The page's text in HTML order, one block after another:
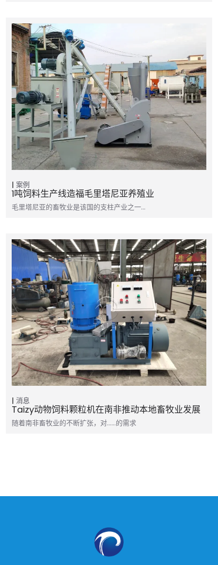
案例
1吨饲料生产线造福毛里塔尼亚养殖业
毛里塔尼亚的畜牧业是该国的支柱产业之一…
消息
Taizy动物饲料颗粒机在南非推动本地畜牧业发展
随着南非畜牧业的不断扩张，对……的需求